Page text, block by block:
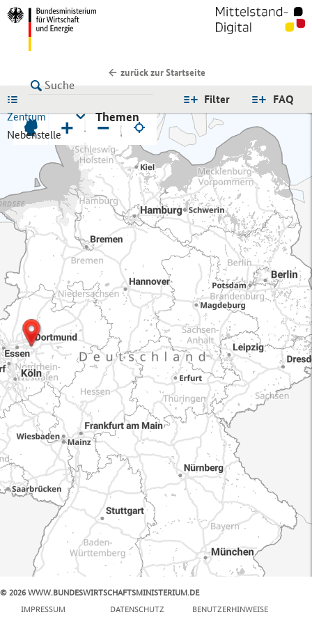
zurück zur Startseite
FAQ
Filter
Zentrum
Nebenstelle
Themen
+ −
© 2026 WWW.BUNDESWIRTSCHAFTSMINISTERIUM.DE
IMPRESSUM
DATENSCHUTZ BENUTZERHINWEISE